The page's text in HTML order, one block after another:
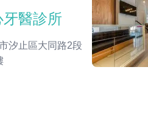
牙醫診所
汐止區大同路2段